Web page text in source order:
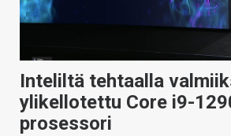
Inteliltä tehtaalla
ylikellotettu Core i9-
prosessori